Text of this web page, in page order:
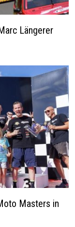
Längerer
Masters in